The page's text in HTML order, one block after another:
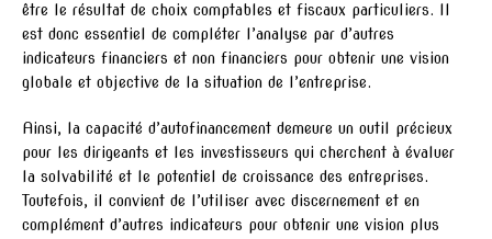
être le résultat de choix comptables et fiscaux particuliers. Il
est donc essentiel de compléter l’analyse par d’autres
indicateurs financiers et non financiers pour obtenir une vision
globale et objective de la situation de l’entreprise.
Ainsi, la capacité d’autofinancement demeure un outil précieux
pour les dirigeants et les investisseurs qui cherchent à évaluer
la solvabilité et le potentiel de croissance des entreprises.
Toutefois, il convient de l’utiliser avec discernement et en
complément d’autres indicateurs pour obtenir une vision plus